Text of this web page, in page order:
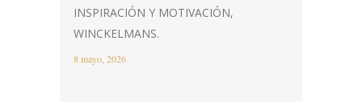
INSPIRACIÓN Y MOTIVACIÓN,
WINCKELMANS.
8 mayo, 2026